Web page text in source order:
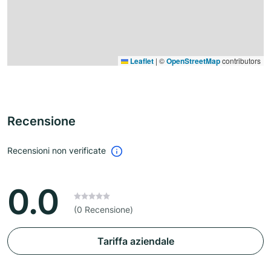
Leaflet | ©OpenStreetMapcontributors
Recensione
Recensioni non verificate
0.0 (0 Recensione)
Tariffa aziendale